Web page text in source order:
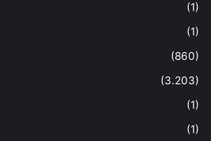
(1)
(1)
(860)
(3.203)
(1)
(1)